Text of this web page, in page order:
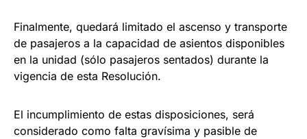
Finalmente, quedará limitado el ascenso y transporte
de pasajeros a la capacidad de asientos disponibles
en la unidad (sólo pasajeros sentados) durante la
vigencia de esta Resolución.
El incumplimiento de estas disposiciones, será
considerado como falta gravísima y pasible de